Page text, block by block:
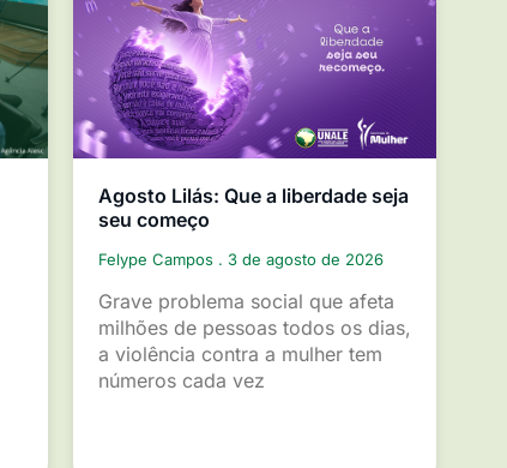
Agosto Lilás: Que a liberdade seja
seu começo
Felype Campos 3 de agosto de 2026
Grave problema social que afeta
milhões de pessoas todos os dias,
a violência contra a mulher tem
números cada vez